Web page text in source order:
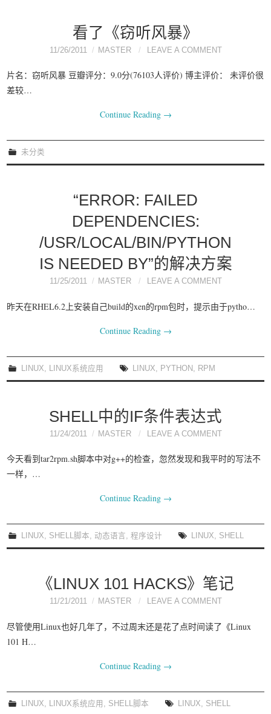
看了《窃听风暴》
11/26/2011 MASTER LEAVE A COMMENT
片名：窃听风暴 豆瓣评分：9.0分(76103人评价) 博主评价： 未评价很
差较…
Continue Reading →
未分类
“ERROR: FAILED
DEPENDENCIES:
/USR/LOCAL/BIN/PYTHON
IS NEEDED BY”的解决方案
11/25/2011 MASTER LEAVE A COMMENT
昨天在RHEL6.2上安装自己build的xen的rpm包时，提示由于pytho…
Continue Reading →
LINUX LINUX系统应用 LINUX PYTHON RPM
SHELL中的IF条件表达式
11/24/2011 MASTER LEAVE A COMMENT
今天看到tar2rpm.sh脚本中对g++的检查，忽然发现和我平时的写法不
一样，…
Continue Reading →
LINUX, SHELL脚本,动态语言,程序设计 LINUX, SHELL
《LINUX 101 HACKS》笔记
11/21/2011 MASTER LEAVE A COMMENT
尽管使用Linux也好几年了，不过周末还是花了点时间读了《Linux
101 H…
Continue Reading →
LINUX LINUX系统应用 SHELL脚本 LINUX SHELL